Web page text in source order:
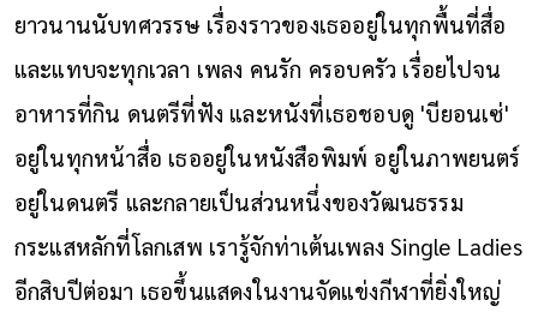
ยาวนานนับทศวรรษ เรื่องราวของเธออยู่ในทุกพื้นที่สื่อ
และแทบจะทุกเวลา เพลง คนรัก ครอบครัว เรื่อยไปจน
อาหารที่กิน ดนตรีที่ฟัง และหนังที่เธอชอบดู 'บียอนเซ่'
อยู่ในทุกหน้าสื่อ เธออยู่ในหนังสือพิมพ์ อยู่ในภาพยนตร์
อยู่ในดนตรี และกลายเป็นส่วนหนึ่งของวัฒนธรรม
กระแสหลักที่โลกเสพ เรารู้จักท่าเต้นเพลง Single Ladies
อีกสิบปีต่อมา เธอขึ้นแสดงในงานจัดแข่งกีฬาที่ยิ่งใหญ่